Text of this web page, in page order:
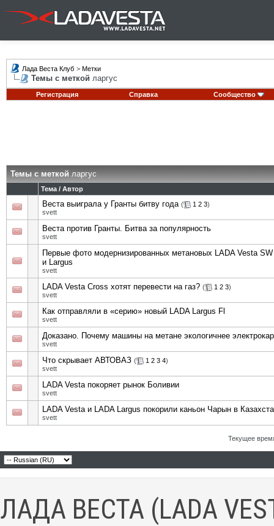
Лада Веста Клуб > Метки
Темы с меткой ларгус
Регистрация Справка Сообщество
Темы с меткойларгус
Тема / Автор
Веста выиграла у Гранты битву года ( 1 2 3)
svett
Веста против Гранты. Битва за популярность
svett
Первые фото модернизированных метановых LADA Vesta
и Largus
svett
LADA Vesta Cross хотят перевести на газ? ( 1 2 3)
svett
Как отправляли в «серию» новый LADA Largus Fl
svett
Доказано. Почему машины на метане экологичнее
svett
Что скрывает АВТОВАЗ ( 1 2 3 4)
svett
LADA Vesta покоряет рынок Боливии
svett
LADA Vesta и LADA Largus покорили каньон Чарын в
svett
Текущее
ЛАДА ВЕСТА (LADA